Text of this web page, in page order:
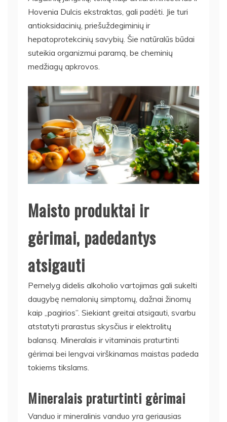
Hovenia Dulcis ekstraktas, gali padėti. Jie turi
antioksidacinių, priešuždegiminių ir
hepatoprotekcinių savybių. Šie natūralūs būdai
suteikia organizmui paramą, be cheminių
medžiagų apkrovos.
Maisto produktai ir
gėrimai, padedantys
atsigauti
Pernelyg didelis alkoholio vartojimas gali sukelti
daugybę nemalonių simptomų, dažnai žinomų
kaip „pagirios”. Siekiant greitai atsigauti, svarbu
atstatyti prarastus skysčius ir elektrolitų
balansą. Mineralais ir vitaminais praturtinti
gėrimai bei lengvai virškinamas maistas padeda
tokiems tikslams.
Mineralais praturtinti gėrimai
Vanduo ir mineralinis vanduo yra geriausias